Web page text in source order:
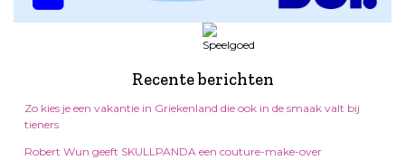
Recente berichten
Zo kies je een vakantie in Griekenland die ook in de smaak valt bij
tieners
Robert Wun geeft SKULLPANDA een couture-make-over